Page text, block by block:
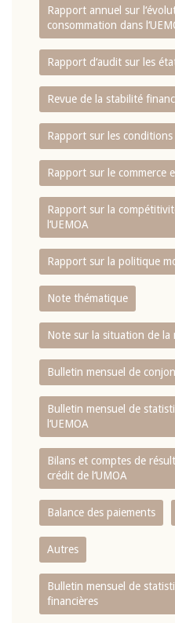
Rapport annuel sur
consommation dans
Rapport d‘audit sur les
Revue de la stabilité
Rapport sur les conditions
Rapport sur le commerce
Rapport sur la
l‘UEMOA
Rapport sur la politique
Note thématique
Note sur la situation de la
Bulletin mensuel de
Bulletin mensuel de
l‘UEMOA
Bilans et comptes de
crédit de l‘UMOA
Balance des paiements
Autres
Bulletin mensuel de
financières